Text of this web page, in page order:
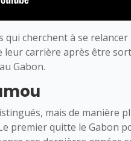
qui cherchent à se
leur carrière après être
Gabon.
mais de manière
premier quitte le Gabon